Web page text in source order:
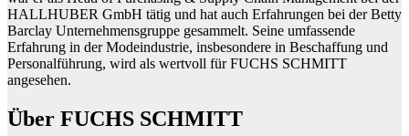
HALLHUBER GmbH tätig und hat auch Erfahrungen bei der Betty
Barclay Unternehmensgruppe gesammelt. Seine umfassende
Erfahrung in der Modeindustrie, insbesondere in Beschaffung und
Personalführung, wird als wertvoll für FUCHS SCHMITT
angesehen.
Über FUCHS SCHMITT